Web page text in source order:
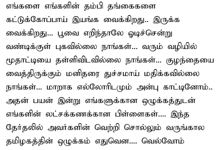
எங்களை எங்களின் தம்பி தங்கைகளை
கட்டுக்கோப்பாய் இயங்க வைக்கிறது.. இருக்க
வைக்கிறது... பூவை எறிந்தாலே ஓடிச்சென்று
வண்டிக்குள் புகவில்லை நாங்கள்... வரும் வழியில்
மூதாட்டியை தள்ளிவிடவில்லை நாங்கள்... குழந்தையை
வைத்திருக்கும் மனிதரை துச்சமாய் மதிக்கவில்லை
நாங்கள்... மாறாக எல்லோரிடமும் அன்பு காட்டினோம்..
அதன் பயன் இன்று எங்களுக்கான ஒழுக்கத்துடன்
எங்களின் லட்சக்கணக்கான பிள்ளைகள்.... இந்த
தேர்தலில் அவர்களின் வெற்றி சொல்லும் வருங்கால
தமிழகத்தின் ஒழுக்கம் எதுவென.... வெல்வோம்